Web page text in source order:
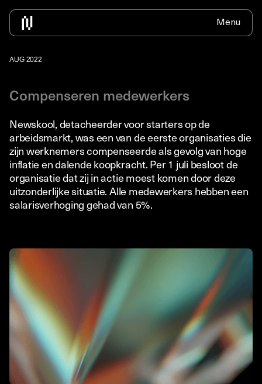
Menu
Home
ICT zonder vooropleiding
Omscholen ICT informatie
Vacature Traineeship
Detacheren
Over ons
AUG 2022
Compenseren medewerkers
Newskool, detacheerder voor starters op de
arbeidsmarkt, was een van de eerste organisaties die
zijn werknemers compenseerde als gevolg van hoge
inflatie en dalende koopkracht. Per 1 juli besloot de
organisatie dat zij in actie moest komen door deze
uitzonderlijke situatie. Alle medewerkers hebben een
salarisverhoging gehad van 5%.